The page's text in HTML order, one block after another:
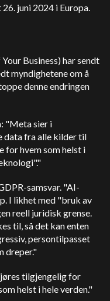
juni 2024 i Europa.
Business) har sendt
myndighetene om å
denne endringen
"Meta sier i
data fra alle kilder til
for hvem som helst i
samsvar. "AI-
I likhet med "bruk av
reell juridisk grense.
til, så det kan enten
persontilpasset
dreper."
tilgjengelig for
helst i hele verden."